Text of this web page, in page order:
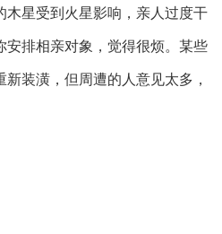
木星受到火星影响，亲人过度干
安排相亲对象，觉得很烦。某些
装潢，但周遭的人意见太多，